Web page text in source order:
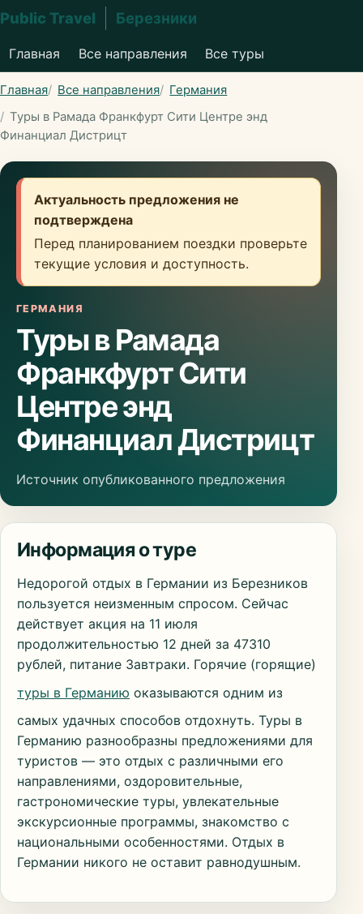
Public Travel Березники
Главная Все направления Все туры
Главная Все направления
Германия
Туры в Рамада Франкфурт Сити Центре энд
Финанциал Дистрицт
Актуальность предложения не
подтверждена
Перед планированием поездки проверьте
текущие условия и доступность.
ГЕРМАНИЯ
Туры в Рамада
Франкфурт Сити
Центре энд
Финанциал Дистрицт
Источник опубликованного предложения
Информация о туре
Недорогой отдых в Германии из Березников
пользуется неизменным спросом. Сейчас
действует акция на 11 июля
продолжительностью 12 дней за 47310
рублей, питание Завтраки. Горячие (горящие)
туры в Германию оказываются одним из
самых удачных способов отдохнуть. Туры в
Германию разнообразны предложениями для
туристов — это отдых с различными его
направлениями, оздоровительные,
гастрономические туры, увлекательные
экскурсионные программы, знакомство с
национальными особенностями. Отдых в
Германии никого не оставит равнодушным.